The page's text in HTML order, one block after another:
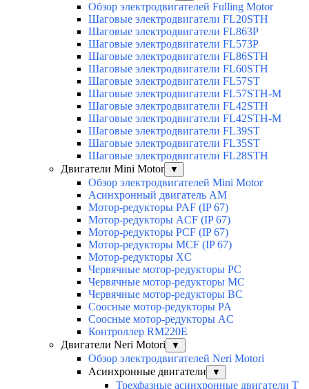
Обзор электродвигателей Fulling Motor
Шаговые электродвигатели FL20STH
Шаговые электродвигатели FL863P
Шаговые электродвигатели FL573P
Шаговые электродвигатели FL86STH
Шаговые электродвигатели FL60STH
Шаговые электродвигатели FL57ST
Шаговые электродвигатели FL57STH-M
Шаговые электродвигатели FL42STH
Шаговые электродвигатели FL42STH-M
Шаговые электродвигатели FL39ST
Шаговые электродвигатели FL35ST
Шаговые электродвигатели FL28STH
Двигатели Mini Motor
▼
Обзор электродвигателей Mini Motor
Асинхронный двигатель AM
Мотор-редукторы PAF (IP 67)
Мотор-редукторы ACF (IP 67)
Мотор-редукторы PCF (IP 67)
Мотор-редукторы MCF (IP 67)
Мотор-редукторы XC
Червячные мотор-редукторы PC
Червячные мотор-редукторы MC
Червячные мотор-редукторы BC
Соосные мотор-редукторы PA
Соосные мотор-редукторы AC
Контроллер RM220E
Двигатели Neri Motori
▼
Обзор электродвигателей Neri Motori
Асинхронные двигатели
▼
Трехфазные асинхронные двигатели Т